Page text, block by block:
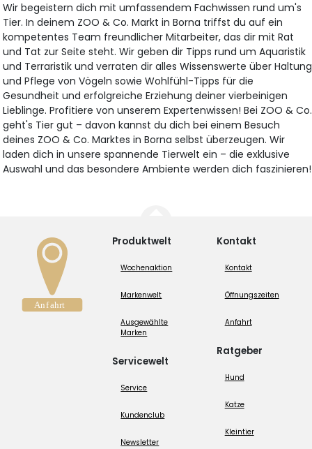
Wir begeistern dich mit umfassendem Fachwissen rund um's
Tier. In deinem ZOO & Co. Markt in Borna triffst du auf ein
kompetentes Team freundlicher Mitarbeiter, das dir mit Rat
und Tat zur Seite steht. Wir geben dir Tipps rund um Aquaristik
und Terraristik und verraten dir alles Wissenswerte über Haltung
und Pflege von Vögeln sowie Wohlfühl-Tipps für die
Gesundheit und erfolgreiche Erziehung deiner vierbeinigen
Lieblinge. Profitiere von unserem Expertenwissen! Bei ZOO & Co.
geht's Tier gut – davon kannst du dich bei einem Besuch
deines ZOO & Co. Marktes in Borna selbst überzeugen. Wir
laden dich in unsere spannende Tierwelt ein – die exklusive
Auswahl und das besondere Ambiente werden dich faszinieren!
Produktwelt
Wochenaktion
Markenwelt
Ausgewählte
Marken
Servicewelt
Service
Kundenclub
Newsletter
Kontakt
Kontakt
Öffnungszeiten
Anfahrt
Ratgeber
Hund
Katze
Kleintier